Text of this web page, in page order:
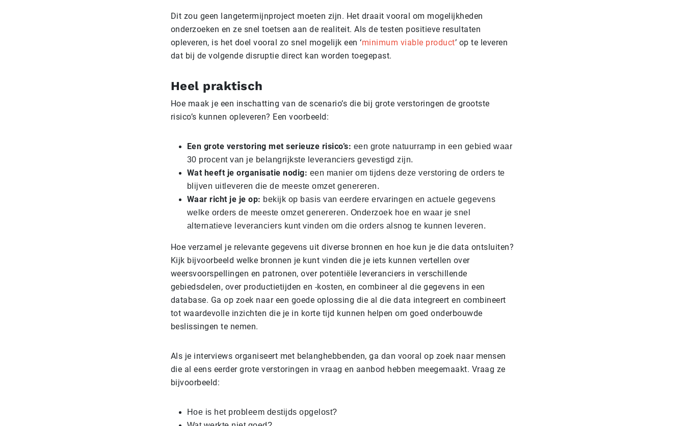
Dit zou geen langetermijnproject moeten zijn. Het draait vooral om mogelijkheden
onderzoeken en ze snel toetsen aan de realiteit. Als de testen positieve resultaten
opleveren, is het doel vooral zo snel mogelijk een ‘minimum viable product’ op te leveren
dat bij de volgende disruptie direct kan worden toegepast.
Heel praktisch
Hoe maak je een inschatting van de scenario’s die bij grote verstoringen de grootste
risico’s kunnen opleveren? Een voorbeeld:
Een grote verstoring met serieuze risico’s: een grote natuurramp in een gebied waar
30 procent van je belangrijkste leveranciers gevestigd zijn.
Wat heeft je organisatie nodig: een manier om tijdens deze verstoring de orders te
blijven uitleveren die de meeste omzet genereren.
Waar richt je je op: bekijk op basis van eerdere ervaringen en actuele gegevens
welke orders de meeste omzet genereren. Onderzoek hoe en waar je snel
alternatieve leveranciers kunt vinden om die orders alsnog te kunnen leveren.
Hoe verzamel je relevante gegevens uit diverse bronnen en hoe kun je die data ontsluiten?
Kijk bijvoorbeeld welke bronnen je kunt vinden die je iets kunnen vertellen over
weersvoorspellingen en patronen, over potentiële leveranciers in verschillende
gebiedsdelen, over productietijden en -kosten, en combineer al die gegevens in een
database. Ga op zoek naar een goede oplossing die al die data integreert en combineert
tot waardevolle inzichten die je in korte tijd kunnen helpen om goed onderbouwde
beslissingen te nemen.
Als je interviews organiseert met belanghebbenden, ga dan vooral op zoek naar mensen
die al eens eerder grote verstoringen in vraag en aanbod hebben meegemaakt. Vraag ze
bijvoorbeeld:
Hoe is het probleem destijds opgelost?